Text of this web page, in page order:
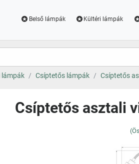
Belső lámpák Kültéri lámpák
Csíptetős lámpák Csíptetős
Csíptetős asztali